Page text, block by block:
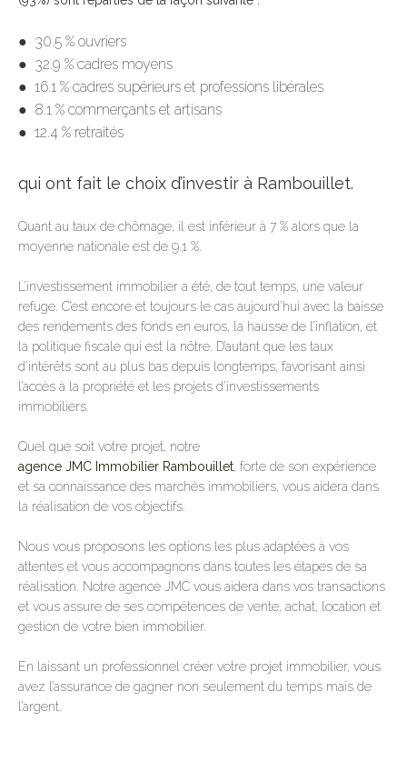
● 30.5 % ouvriers
● 32.9 % cadres moyens
● 16.1 % cadres supérieurs et professions libérales
● 8.1 % commerçants et artisans
● 12.4 % retraités
qui ont fait le choix d’investir à Rambouillet.
Quant au taux de chômage, il est inférieur à 7 % alors que la
moyenne nationale est de 9.1 %.
L’investissement immobilier a été, de tout temps, une valeur
refuge. C’est encore et toujours le cas aujourd’hui avec la baisse
des rendements des fonds en euros, la hausse de l’inflation, et
la politique fiscale qui est la nôtre. D’autant que les taux
d’intérêts sont au plus bas depuis longtemps, favorisant ainsi
l’accès à la propriété et les projets d’investissements
immobiliers.
Quel que soit votre projet, notre
agence JMC Immobilier Rambouillet , forte de son expérience
et sa connaissance des marchés immobiliers, vous aidera dans
la réalisation de vos objectifs.
Nous vous proposons les options les plus adaptées à vos
attentes et vous accompagnons dans toutes les étapes de sa
réalisation. Notre agence JMC vous aidera dans vos transactions
et vous assure de ses compétences de vente, achat, location et
gestion de votre bien immobilier.
En laissant un professionnel créer votre projet immobilier, vous
avez l’assurance de gagner non seulement du temps mais de
l’argent.